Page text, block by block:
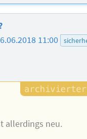
11:00
allerdings neu.